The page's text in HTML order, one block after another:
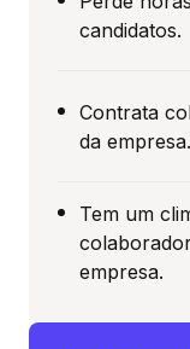
candidatos.
Contrata
da empresa.
Tem um
empresa.